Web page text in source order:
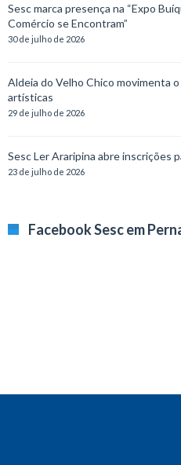
Sesc marca presença na “Expo
Comércio se Encontram”
30 de julho de 2026
Aldeia do Velho Chico movimenta
artísticas
29 de julho de 2026
Sesc Ler Araripina abre inscrições
23 de julho de 2026
Facebook Sesc em